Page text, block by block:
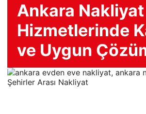
Ankara Nakliyat
Hizmetlerinde
ve Uygun